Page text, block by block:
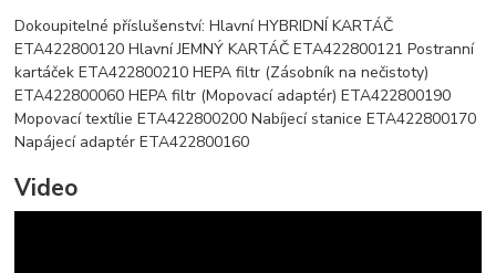
Dokoupitelné příslušenství: Hlavní HYBRIDNÍ KARTÁČ
ETA422800120 Hlavní JEMNÝ KARTÁČ ETA422800121 Postranní
kartáček ETA422800210 HEPA filtr (Zásobník na nečistoty)
ETA422800060 HEPA filtr (Mopovací adaptér) ETA422800190
Mopovací textílie ETA422800200 Nabíjecí stanice ETA422800170
Napájecí adaptér ETA422800160
Video